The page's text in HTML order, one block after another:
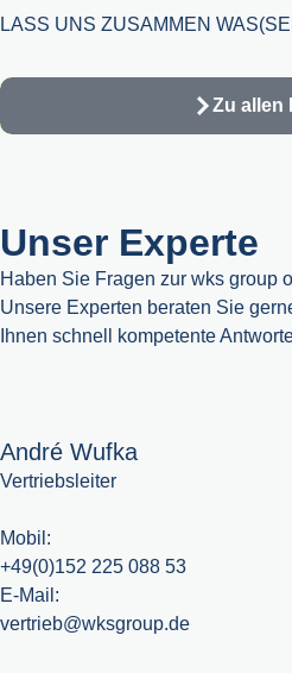
LASS UNS ZUSAMMEN
Zu allen
Unser Experte
Haben Sie Fragen zur wks group
Unsere Experten beraten Sie
Ihnen schnell kompetente
André Wufka
Vertriebsleiter
Mobil:
+49(0)152 225 088 53
E-Mail:
vertrieb@wksgroup.de